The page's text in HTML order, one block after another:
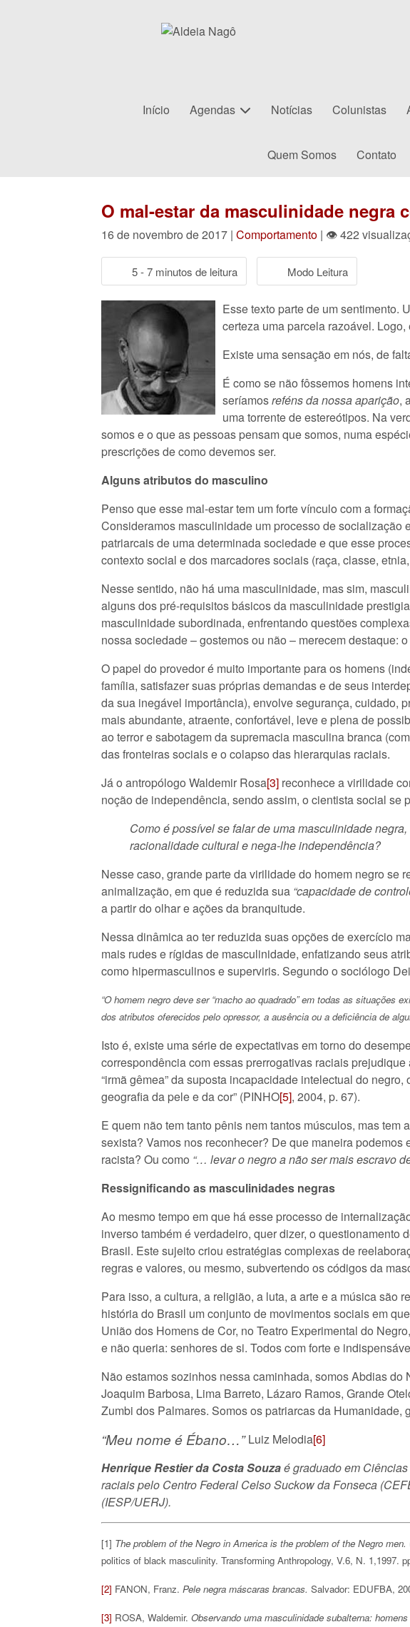
Início Agendas Notícias Colunistas
Quem Somos Contato
O mal-estar da masculinidade negra
16 de novembro de 2017 | Comportamento | 👁 422
5 - 7 minutos de leitura Modo Leitura
Esse texto parte de um sentimento.
certeza uma parcela razoável.
Existe uma sensação em nós, de
É como se não fôssemos homens
seríamosreféns da nossa aparição,
uma torrente de estereótipos. Na
somos e o que as pessoas pensam que somos, numa
prescrições de como devemos ser.
Alguns atributos do masculino
Penso que esse mal-estar tem um forte vínculo com a
Consideramos masculinidade um processo de socialização
patriarcais de uma determinada sociedade e que esse
contexto social e dos marcadores sociais (raça, classe,
Nesse sentido, não há uma masculinidade, mas sim,
alguns dos pré-requisitos básicos da masculinidade
masculinidade subordinada, enfrentando questões
nossa sociedade – gostemos ou não – merecem destaque:
O papel do provedor é muito importante para os homens
família, satisfazer suas próprias demandas e de seus
da sua inegável importância), envolve segurança, cuidado,
mais abundante, atraente, confortável, leve e plena de
ao terror e sabotagem da supremacia masculina branca
das fronteiras sociais e o colapso das hierarquias raciais.
Já o antropólogo Waldemir Rosa[3] reconhece a virilidade
noção de independência, sendo assim, o cientista social se
Como é possível se falar de uma masculinidade
racionalidade cultural e nega-lhe independência?
Nesse caso, grande parte da virilidade do homem negro se
animalização, em que é reduzida sua “capacidade de
a partir do olhar e ações da branquitude.
Nessa dinâmica ao ter reduzida suas opções de exercício
mais rudes e rígidas de masculinidade, enfatizando seus
como hipermasculinos e superviris. Segundo o sociólogo
“O homem negro deve ser “macho ao quadrado” em todas as
dos atributos oferecidos pelo opressor, a ausência ou a deficiência de
Isto é, existe uma série de expectativas em torno do
correspondência com essas prerrogativas raciais
“irmã gêmea” da suposta incapacidade intelectual do
geografia da pele e da cor” (PINHO[5], 2004, p. 67).
E quem não tem tanto pênis nem tantos músculos, mas
sexista? Vamos nos reconhecer? De que maneira
racista? Ou como “… levar o negro a não ser mais escravo
Ressignificando as masculinidades negras
Ao mesmo tempo em que há esse processo de
inverso também é verdadeiro, quer dizer, o
Brasil. Este sujeito criou estratégias complexas de
regras e valores, ou mesmo, subvertendo os códigos da
Para isso, a cultura, a religião, a luta, a arte e a música são
história do Brasil um conjunto de movimentos sociais em
União dos Homens de Cor, no Teatro Experimental do
e não queria: senhores de si. Todos com forte e
Não estamos sozinhos nessa caminhada, somos Abdias
Joaquim Barbosa, Lima Barreto, Lázaro Ramos, Grande
Zumbi dos Palmares. Somos os patriarcas da Humanidade,
“Meu nome é Ébano…”Luiz Melodia[6]
Henrique Restier da Costa Souzaé graduado em
raciais pelo Centro Federal Celso Suckow da Fonseca
(IESP/UERJ).
[1] The problem of the Negro in America is the problem of the Negro men.
politics of black masculinity. Transforming Anthropology, V.6, N. 1,1997.
[2] FANON, Franz. Pele negra máscaras brancas. Salvador: EDUFBA,
[3] ROSA, Waldemir. Observando uma masculinidade subalterna: